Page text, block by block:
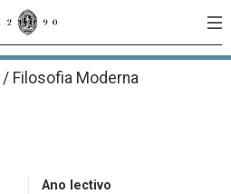
/ Filosofia Moderna
Ano lectivo